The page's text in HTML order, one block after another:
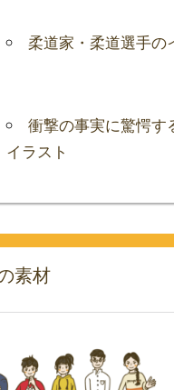
柔道家・柔道選手の
衝撃の事実に驚愕す
イラスト
素材